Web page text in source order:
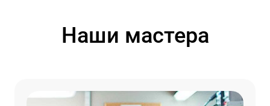
Наши мастера